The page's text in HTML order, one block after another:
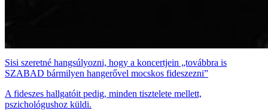
Sisi szeretné hangsúlyozni, hogy a koncertjein „továbbra is
SZABAD bármilyen hangerővel mocskos fideszezni”
A fideszes hallgatóit pedig, minden tisztelete mellett,
pszichológushoz küldi.